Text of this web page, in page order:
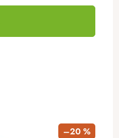
–20 %